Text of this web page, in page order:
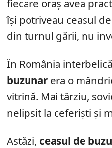
fiecare oraș avea
își potriveau ceasul
din turnul gării, nu
În România
buzunar era o
vitrină. Mai târziu,
nelipsit la ceferiști și
Astăzi, ceasul de